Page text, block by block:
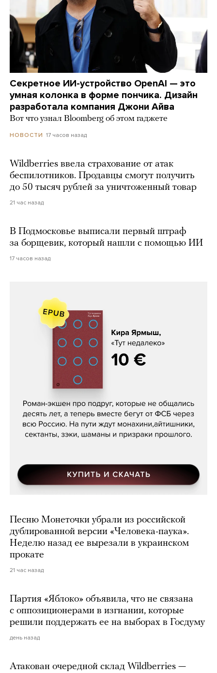
Секретное ИИ-устройство OpenAI — это
умная колонка в форме пончика. Дизайн
разработала компания Джони Айва
Вот что узнал Bloomberg об этом гаджете
НОВОСТИ 17 часов назад
Wildberries ввела страхование от атак
беспилотников. Продавцы смогут получить
до 50 тысяч рублей за уничтоженный товар
21 час назад
В Подмосковье выписали первый штраф
за борщевик, который нашли с помощью ИИ
17 часов назад
Кира Ярмыш, «Тут недалеко»
Песню Монеточки убрали из российской
дублированной версии «Человека-паука».
Неделю назад ее вырезали в украинском
прокате
21 час назад
Партия «Яблоко» объявила, что не связана
с оппозиционерами в изгнании, которые
решили поддержать ее на выборах в Госдуму
день назад
Атакован очередной склад Wildberries —